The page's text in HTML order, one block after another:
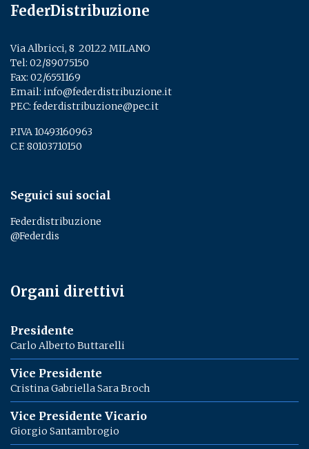
FederDistribuzione
Via Albricci, 8 ­ 20122 MILANO
Tel: 02/89075150
Fax: 02/6551169
Email: info@federdistribuzione.it
PEC: federdistribuzione@pec.it
P.IVA 10493160963
C.F. 80103710150
Seguici sui social
Federdistribuzione
@Federdis
Organi direttivi
Presidente
Carlo Alberto Buttarelli
Vice Presidente
Cristina Gabriella Sara Broch
Vice Presidente Vicario
Giorgio Santambrogio